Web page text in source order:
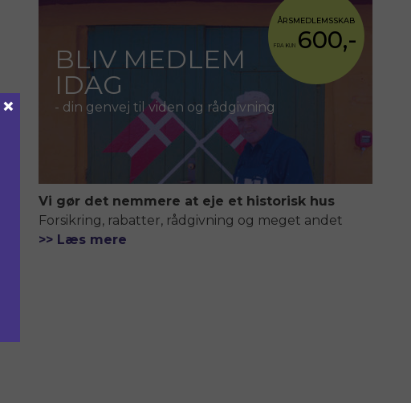
BLIV MEDLEM
IDAG
- din genvej til viden og rådgivning
ÅRSMEDLEMSSKAB
FRA KUN 600,-
Vi gør det nemmere at eje et historisk hus
Forsikring, rabatter, rådgivning og meget andet
>> Læs mere
×